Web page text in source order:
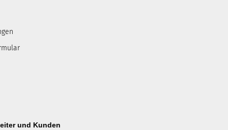
und Kunden